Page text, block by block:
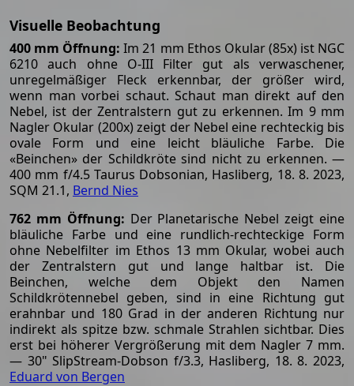
Visuelle Beobachtung
400 mm Öffnung: Im 21 mm Ethos Okular (85x) ist NGC
6210 auch ohne O-III Filter gut als verwaschener,
unregelmäßiger Fleck erkennbar, der größer wird,
wenn man vorbei schaut. Schaut man direkt auf den
Nebel, ist der Zentralstern gut zu erkennen. Im 9 mm
Nagler Okular (200x) zeigt der Nebel eine rechteckig bis
ovale Form und eine leicht bläuliche Farbe. Die
«Beinchen» der Schildkröte sind nicht zu erkennen. —
400 mm f/4.5 Taurus Dobsonian, Hasliberg, 18. 8. 2023,
SQM 21.1, Bernd Nies
762 mm Öffnung: Der Planetarische Nebel zeigt eine
bläuliche Farbe und eine rundlich-rechteckige Form
ohne Nebelfilter im Ethos 13 mm Okular, wobei auch
der Zentralstern gut und lange haltbar ist. Die
Beinchen, welche dem Objekt den Namen
Schildkrötennebel geben, sind in eine Richtung gut
erahnbar und 180 Grad in der anderen Richtung nur
indirekt als spitze bzw. schmale Strahlen sichtbar. Dies
erst bei höherer Vergrößerung mit dem Nagler 7 mm.
— 30" SlipStream-Dobson f/3.3, Hasliberg, 18. 8. 2023,
Eduard von Bergen